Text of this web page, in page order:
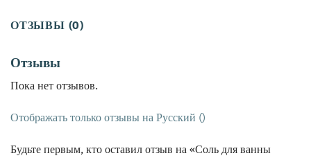
ОТЗЫВЫ (0)
Отзывы
Пока нет отзывов.
Отображать только отзывы на Русский ()
Будьте первым, кто оставил отзыв на «Соль для ванны